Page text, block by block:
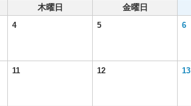
木曜日 金曜日
4 5 6
11 12 13